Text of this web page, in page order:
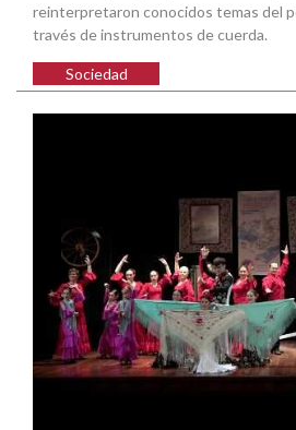
reinterpretaron conocidos temas del
través de instrumentos de cuerda.
Sociedad